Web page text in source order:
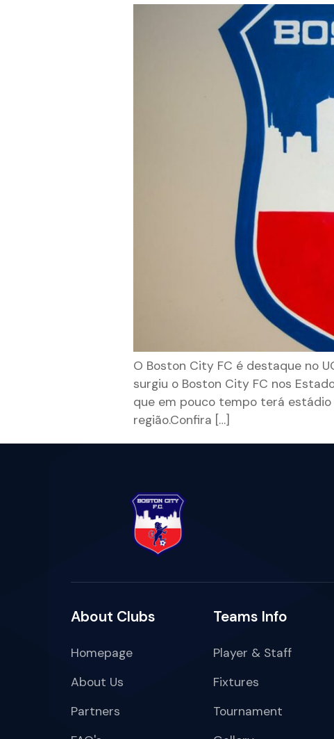
O Boston City FC é destaque no
surgiu o Boston City FC nos
que em pouco tempo terá
região.Confira […]
About Clubs
Homepage
About Us
Partners
Teams Info
Player & Staff
Fixtures
Tournament